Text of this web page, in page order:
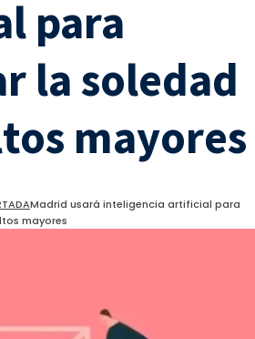
para
la soledad
mayores
Madrid usará inteligencia artificial para
mayores